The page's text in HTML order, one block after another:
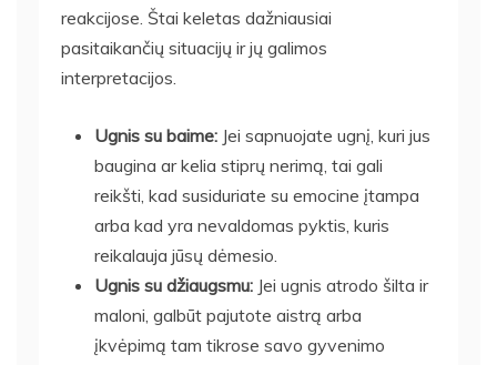
reakcijose. Štai keletas dažniausiai
pasitaikančių situacijų ir jų galimos
interpretacijos.
Ugnis su baime: Jei sapnuojate ugnį, kuri jus
baugina ar kelia stiprų nerimą, tai gali
reikšti, kad susiduriate su emocine įtampa
arba kad yra nevaldomas pyktis, kuris
reikalauja jūsų dėmesio.
Ugnis su džiaugsmu: Jei ugnis atrodo šilta ir
maloni, galbūt pajutote aistrą arba
įkvėpimą tam tikrose savo gyvenimo